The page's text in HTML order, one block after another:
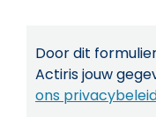
Door dit
Actiris jouw
ons